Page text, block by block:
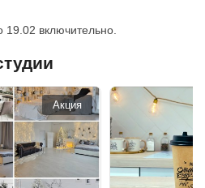
19.02 включительно.
Акция